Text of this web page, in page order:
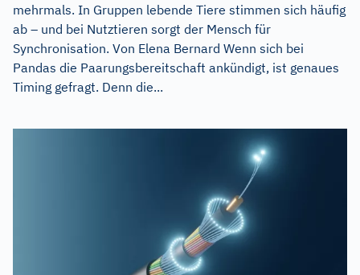
mehrmals. In Gruppen lebende Tiere stimmen sich häufig
ab – und bei Nutztieren sorgt der Mensch für
Synchronisation. Von Elena Bernard Wenn sich bei
Pandas die Paarungsbereitschaft ankündigt, ist genaues
Timing gefragt. Denn die...